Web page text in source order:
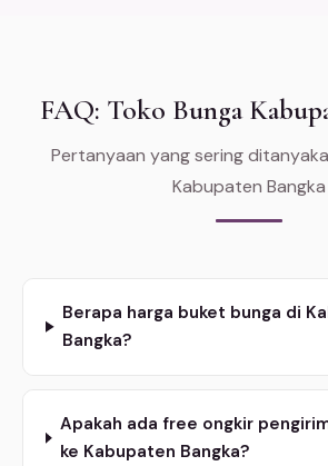
FAQ: Toko Bunga
Pertanyaan yang sering
Kabupaten Bangka
Berapa harga buket bunga di
Bangka?
Apakah ada free ongkir
ke Kabupaten Bangka?